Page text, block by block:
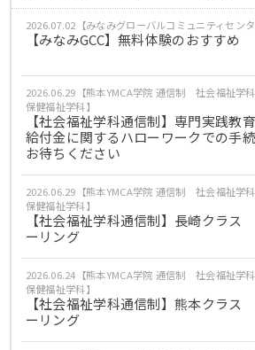
2026.07.02【みなみグローバルコミュニティセンタ
【みなみGCC】無料体験のおすすめ
2026.06.29【熊本YMCA学院 通信制 社会福祉学
保健福祉学科】
【社会福祉学科通信制】専門実践教
給付金に関するハローワークでの手
お待ちください
2026.06.29【熊本YMCA学院 通信制 社会福祉学
保健福祉学科】
【社会福祉学科通信制】長崎クラス
ーリング
2026.06.24【熊本YMCA学院 通信制 社会福祉学
保健福祉学科】
【社会福祉学科通信制】熊本クラス
ーリング